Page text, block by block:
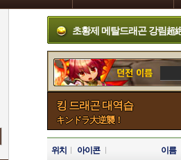
초황제 메탈드래곤 강림超
킹 드래곤 대역습
キンドラ大逆襲！
위치 아이콘 이름